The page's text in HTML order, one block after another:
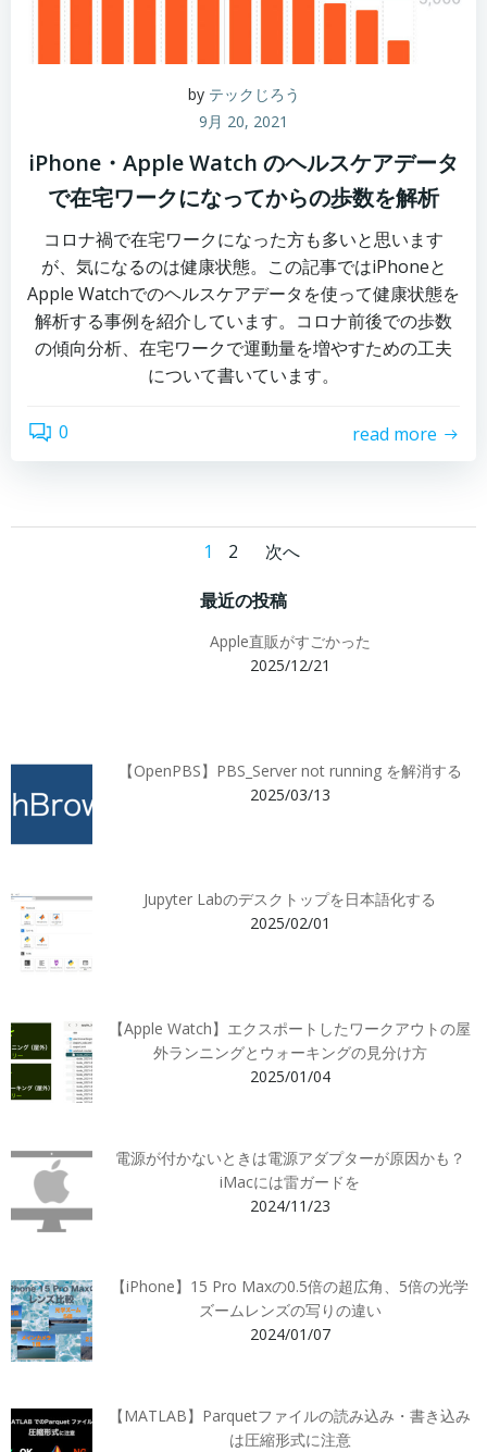
by テックじろう
9月 20, 2021
iPhone・Apple Watch のヘルスケアデータ
で在宅ワークになってからの歩数を解析
コロナ禍で在宅ワークになった方も多いと思います
が、気になるのは健康状態。この記事ではiPhoneと
Apple Watchでのヘルスケアデータを使って健康状態を
解析する事例を紹介しています。コロナ前後での歩数
の傾向分析、在宅ワークで運動量を増やすための工夫
について書いています。
0 read more
Posts
navigation
Page
1 Page
2
Posts
navigation
次へ
最近の投稿
Apple直販がすごかった
2025/12/21
【OpenPBS】PBS_Server not running を解消する
2025/03/13
Jupyter Labのデスクトップを日本語化する
2025/02/01
【Apple Watch】エクスポートしたワークアウトの屋
外ランニングとウォーキングの見分け方
2025/01/04
電源が付かないときは電源アダプターが原因かも？
iMacには雷ガードを
2024/11/23
【iPhone】15 Pro Maxの0.5倍の超広角、5倍の光学
ズームレンズの写りの違い
2024/01/07
【MATLAB】Parquetファイルの読み込み・書き込み
は圧縮形式に注意